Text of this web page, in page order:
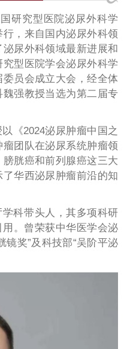
研究型医院泌尿外科学
，来自国内泌尿外科领
尿外科领域最新进展和
型医院学会泌尿外科学
员会成立大会，经全体
强教授当选为第二届专
《2024泌尿肿瘤中国之
团队在泌尿系统肿瘤领
胱癌和前列腺癌这三大
华西泌尿肿瘤前沿的知
科带头人，其多项科研
。曾荣获中华医学会泌
镜奖”及科技部“吴阶平泌